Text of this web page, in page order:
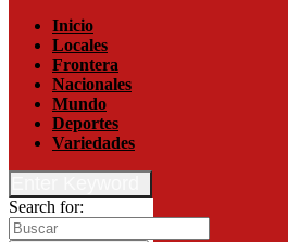
Inicio
Locales
Frontera
Nacionales
Mundo
Deportes
Variedades
Search for: